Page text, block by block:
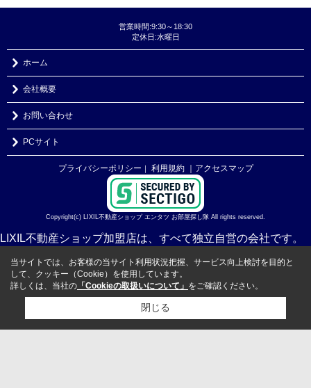
営業時間:9:30～18:30
定休日:水曜日
ホーム
会社概要
お問い合わせ
PCサイト
プライバシーポリシー ｜ 利用規約 ｜アクセスマップ
Copyright(c) LIXIL不動産ショップ エンタツ お部屋探し隊 All rights reserved.
LIXIL不動産ショップ加盟店は、すべて独立自営の会社です。
当サイトでは、お客様の当サイト利用状況把握、サービス向上検討を目的と
して、クッキー（Cookie）を使用しています。
詳しくは、当社の 「Cookieの取扱いについて」 をご確認ください。
閉じる